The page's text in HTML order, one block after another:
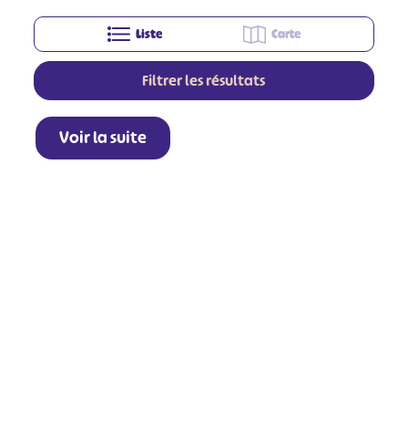
Liste Carte
Filtrer les résultats
Voir la suite
+